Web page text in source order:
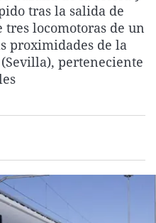
La rosa de los vientos
Gente viajera
Como el perro y el
Caso
Retornados
Equipo de
Extremadura
Galicia
La Rioja
Virales
Televisión
Elecciones
tras la salida de
tres locomotoras de un
proximidades de la
perteneciente